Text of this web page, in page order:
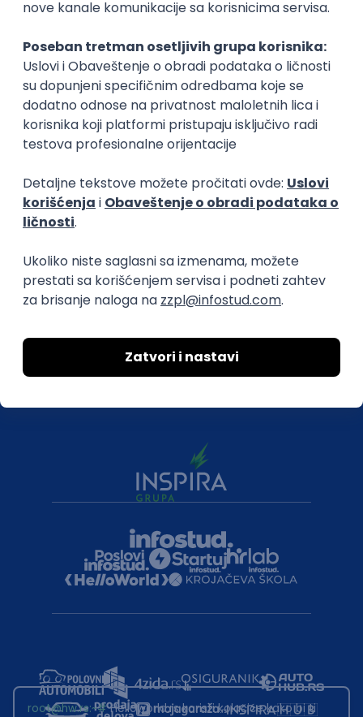
Okupljamo IT zajednicu, podižemo
transparentnost domaćeg IT tržišta rada i
efikasno spajamo kandidate i poslodavce.
O nama
Za poslodavce
Uklonjeni profili poslodavaca
Za medije
Kontakt
Druželjubivi smo!
root@hw.rs:~#Helloworld.rs koristi kolačiće kako bi ti